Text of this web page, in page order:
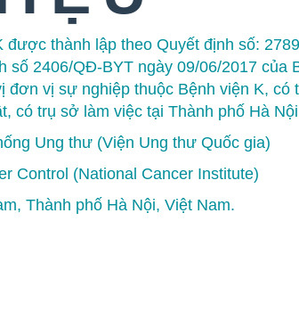
thành lập theo Quyết định số:
số 2406/QĐ-BYT ngày 09/06/2017
đơn vị sự nghiệp thuộc Bệnh viện K,
có trụ sở làm việc tại Thành phố Hà
Ung thư (Viện Ung thư Quốc gia)
Control (National Cancer Institute)
Thành phố Hà Nội, Việt Nam.